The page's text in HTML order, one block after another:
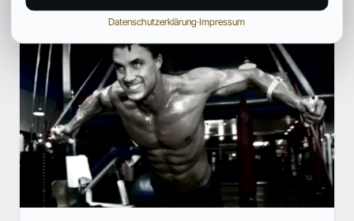
Datenschutzerklärung·Impressum